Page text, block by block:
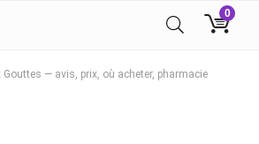
0
Gouttes — avis, prix, où acheter, pharmacie